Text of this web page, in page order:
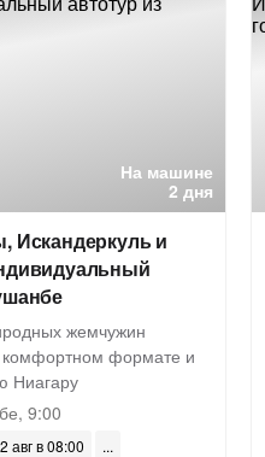
На машине
2 дня
Искандеркуль и
жемчужин
комфортном формате и
Ниагару
9:00
авг в 08:00